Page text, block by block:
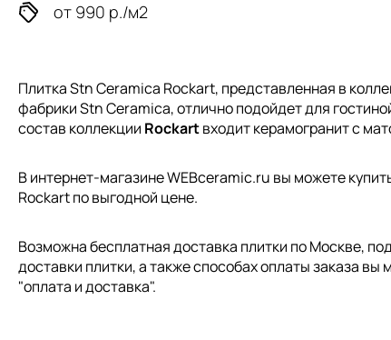
от 990 р./м2
Плитка Stn Ceramica Rockart, представленная в
фабрики Stn Ceramica, отлично подойдет для
состав коллекции Rockartвходит керамогранит с
В интернет-магазине WEBceramic.ru вы можете
Rockart по выгодной цене.
Возможна бесплатная доставка плитки по Москве,
доставки плитки, а также способах оплаты заказа вы
"оплата и доставка".